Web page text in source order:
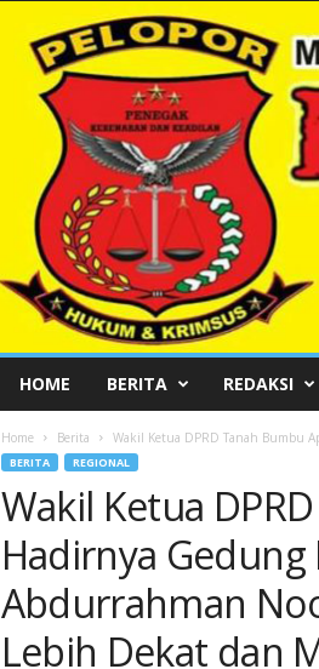
HOME BERITA REDAKSI
Home Berita Wakil Ketua DPRD Tanah Bumbu
BERITA REGIONAL
Wakil Ketua
Hadirnya Gedung
Abdurrahman
Lebih Dekat dan